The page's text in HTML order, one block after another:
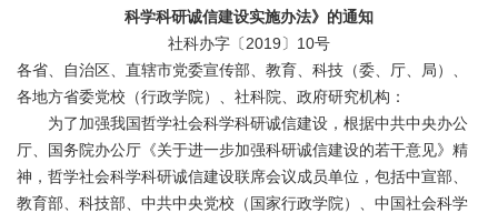
科学科研诚信建设实施办法》的通知
社科办字〔2019〕10号
各省、自治区、直辖市党委宣传部、教育、科技（委、厅、局）、
各地方省委党校（行政学院）、社科院、政府研究机构：
为了加强我国哲学社会科学科研诚信建设，根据中共中央办公
厅、国务院办公厅《关于进一步加强科研诚信建设的若干意见》精
神，哲学社会科学科研诚信建设联席会议成员单位，包括中宣部、
教育部、科技部、中共中央党校（国家行政学院）、中国社会科学